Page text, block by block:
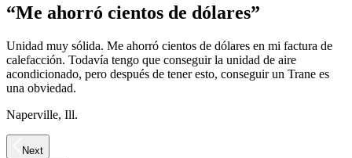
“Me ahorró cientos de dólares”
Unidad muy sólida. Me ahorró cientos de dólares en mi factura de
calefacción. Todavía tengo que conseguir la unidad de aire
acondicionado, pero después de tener esto, conseguir un Trane es
una obviedad.
Naperville, Ill.
Next